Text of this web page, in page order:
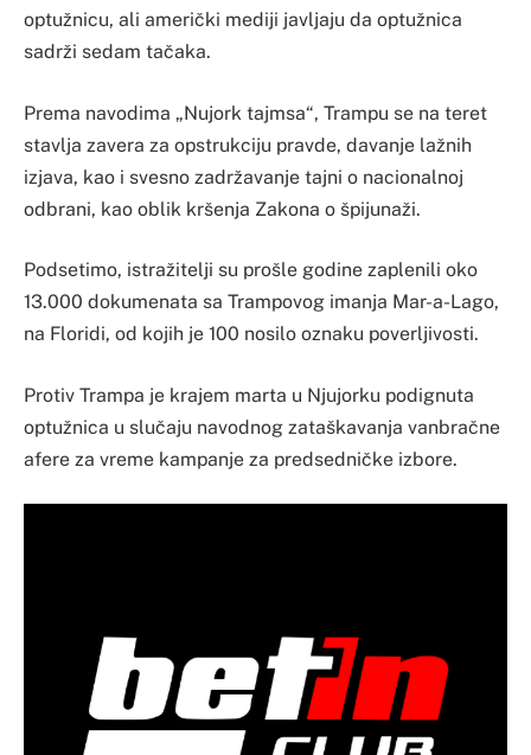
optužnicu, ali američki mediji javljaju da optužnica
sadrži sedam tačaka.
Prema navodima „Nujork tajmsa“, Trampu se na teret
stavlja zavera za opstrukciju pravde, davanje lažnih
izjava, kao i svesno zadržavanje tajni o nacionalnoj
odbrani, kao oblik kršenja Zakona o špijunaži.
Podsetimo, istražitelji su prošle godine zaplenili oko
13.000 dokumenata sa Trampovog imanja Mar-a-Lago,
na Floridi, od kojih je 100 nosilo oznaku poverljivosti.
Protiv Trampa je krajem marta u Njujorku podignuta
optužnica u slučaju navodnog zataškavanja vanbračne
afere za vreme kampanje za predsedničke izbore.